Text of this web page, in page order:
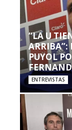
“LA U
ARRIBA”:
PUYOL
ENTREVISTAS